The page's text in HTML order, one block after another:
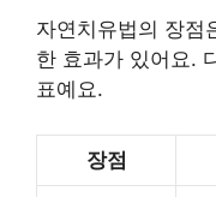
자연치유법의 장점
한 효과가 있어요.
표예요.
장점